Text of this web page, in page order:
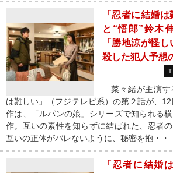
「忍者に結婚
と“悟郎”鈴木
「勝地涼が怪
殺した犯人予想
菜々緒が主演す
は難しい」（フジテレビ系）の第２話が、
作は、「ルパンの娘」シリーズで知られる
作。互いの素性を知らずに結ばれた、忍者の
互いの正体がバレないように、秘密を抱・・
「忍者に結婚